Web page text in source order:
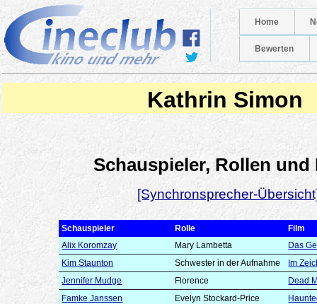
Home
Bewerten
Kathrin Simon
Schauspieler, Rollen und
[Synchronsprecher-
Schauspieler Rolle
Film
Alix Koromzay
Mary Lambetta
Das
Kim Staunton
Schwester in der Aufnahme
Im
Jennifer Mudge
Florence
Dead
Famke Janssen
Evelyn Stockard-Price